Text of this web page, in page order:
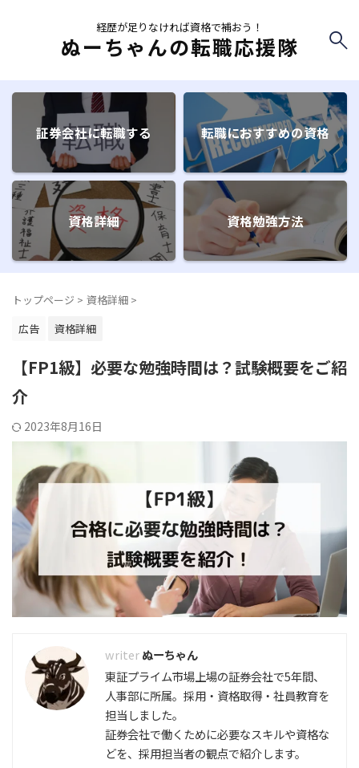
経歴が足りなければ資格で補おう！
ぬーちゃんの転職応援隊
証券会社に転職する 転職におすすめの資格
資格詳細 資格勉強方法
トップページ > 資格詳細 >
広告
資格詳細
【FP1級】必要な勉強時間は？試験概要をご紹
介
2023年8月16日
ぬーちゃん
東証プライム市場上場の証券会社で5年間、
人事部に所属。採用・資格取得・社員教育を
担当しました。
証券会社で働くために必要なスキルや資格な
どを、採用担当者の観点で紹介します。